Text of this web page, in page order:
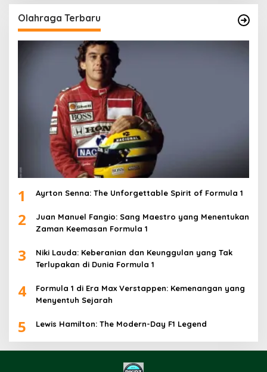
Olahraga Terbaru
1 Ayrton Senna: The Unforgettable Spirit of Formula 1
2
Juan Manuel Fangio: Sang Maestro yang Menentukan
Zaman Keemasan Formula 1
3
Niki Lauda: Keberanian dan Keunggulan yang Tak
Terlupakan di Dunia Formula 1
4
Formula 1 di Era Max Verstappen: Kemenangan yang
Menyentuh Sejarah
5 Lewis Hamilton: The Modern-Day F1 Legend